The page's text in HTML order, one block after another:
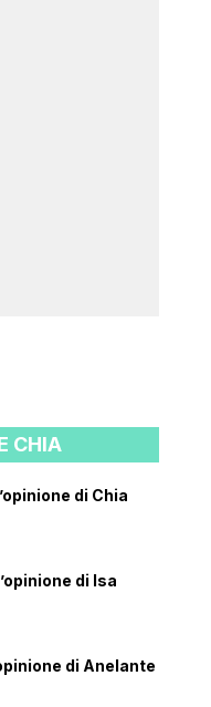
CHIA
di Chia
di Isa
di Anelante